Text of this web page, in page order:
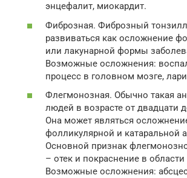
энцефалит, миокардит.
Фиброзная. Фиброзный
развиваться как осложнение
или лакунарной формы
Возможные осложнения:
процесс в головном мозге,
Флегмонозная. Обычно такая
людей в возрасте от двадцати
Она может являться
фолликулярной и катаральной
Основной признак
– отек и покраснение в
Возможные осложнения: